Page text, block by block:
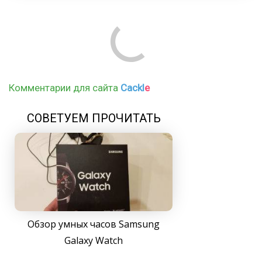
Комментарии для сайта Cackle
СОВЕТУЕМ ПРОЧИТАТЬ
Обзор умных часов Samsung
Galaxy Watch